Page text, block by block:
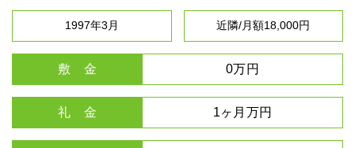
1997年3月 近隣/月額18,000円
敷 金 0万円
礼 金 1ヶ月万円